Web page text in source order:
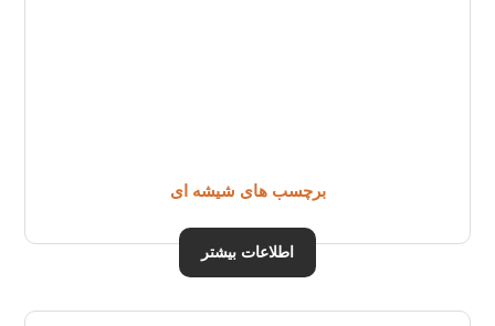
برچسب های شیشه ای
اطلاعات بیشتر